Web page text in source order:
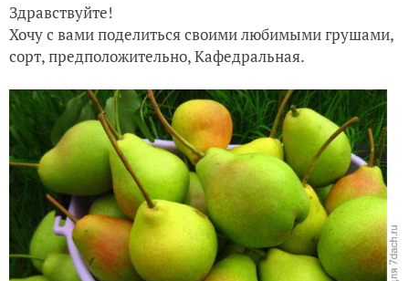
Здравствуйте!
Хочу с вами поделиться своими любимыми грушами,
сорт, предположительно, Кафедральная.